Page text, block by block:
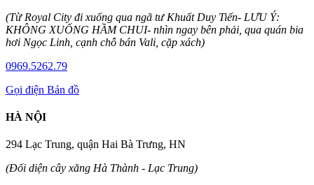
(Từ Royal City đi xuống qua ngã tư Khuất Duy Tiến- LƯU Ý:
KHÔNG XUỐNG HẦM CHUI- nhìn ngay bên phải, qua quán bia
hơi Ngọc Linh, cạnh chỗ bán Vali, cặp xách)
0969.5262.79
Gọi điện Bản đồ
HÀ NỘI
294 Lạc Trung, quận Hai Bà Trưng, HN
(Đối diện cây xăng Hà Thành - Lạc Trung)